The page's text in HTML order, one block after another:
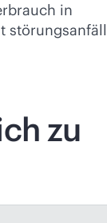
in
zu